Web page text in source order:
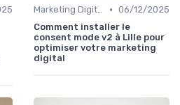
Marketing Digital et Réglementations • 06/12/2025
Comment installer le
consent mode v2 à Lille pour
optimiser votre marketing
digital